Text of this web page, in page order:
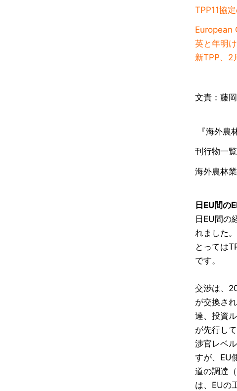
TPP11協
European
英と年明
新TPP、2
文責：藤
『海外農
刊行物一覧
海外農林
日EU間の
日EU間の
れました
とっては
です。
交渉は、
が交換さ
達、投資
が先行し
渉官レベ
すが、EU
道の調達
は、EUの